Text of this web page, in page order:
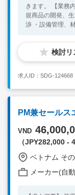
きます。 【業務内容】 ・製織・製編部門の管理、技術指導 ・新
規商品の開発、
渉 ・設備管理、
の製織または製
知識や操作経験 【尚可条件】 ・糸知識（主にポリエステル）他
繊維の知識 ・日
検討リ
求人ID：SDG-124668
PM兼セールス
VND
（JPY282,000 -
ベトナム そ
メーカー(自